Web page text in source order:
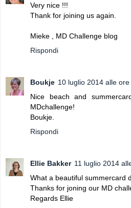
Very nice !!!
Thank for joining us again.
Mieke , MD Challenge blog
Rispondi
Boukje 10 luglio 2014 alle
Nice beach and
MDchallenge!
Boukje.
Rispondi
Ellie Bakker 11 luglio 2014
What a beautiful summercard
Thanks for joning our MD
Regards Ellie